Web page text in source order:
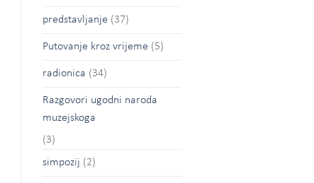
predstavljanje (37)
Putovanje kroz vrijeme (5)
radionica (34)
Razgovori ugodni naroda
muzejskoga
(3)
simpozij (2)